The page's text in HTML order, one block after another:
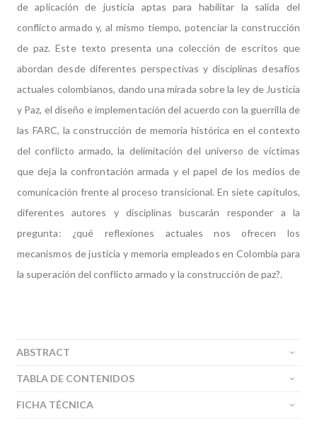
de aplicación de justicia aptas para habilitar la salida del
conflicto armado y, al mismo tiempo, potenciar la construcción
de paz. Este texto presenta una colección de escritos que
abordan desde diferentes perspectivas y disciplinas desafíos
actuales colombianos, dando una mirada sobre la ley de Justicia
y Paz, el diseño e implementación del acuerdo con la guerrilla de
las FARC, la construcción de memoria histórica en el contexto
del conflicto armado, la delimitación del universo de víctimas
que deja la confrontación armada y el papel de los medios de
comunicación frente al proceso transicional. En siete capítulos,
diferentes autores y disciplinas buscarán responder a la
pregunta: ¿qué reflexiones actuales nos ofrecen los
mecanismos de justicia y memoria empleados en Colombia para
la superación del conflicto armado y la construcción de paz?.
ABSTRACT
TABLA DE CONTENIDOS
FICHA TÉCNICA